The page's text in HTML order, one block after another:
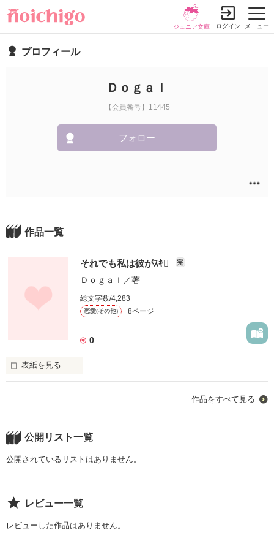
メニュー
ジュニア文庫 ログイン
プロフィール
ＤｏｇａＩ
【会員番号】11445
フォロー
作品一覧
それでも私は彼がｽｷ 完
ＤｏｇａＩ ／著
総文字数/4,283
恋愛(その他) 8ページ
0
表紙を見る
ｽｷになったは良いけど、一度も想いを伝えたことはない。
恥ずかしいから…
いつかは伝えたいな、伝えられたらいいな!!
作品をすべて見る
公開リスト一覧
公開されているリストはありません。
レビュー一覧
レビューした作品はありません。